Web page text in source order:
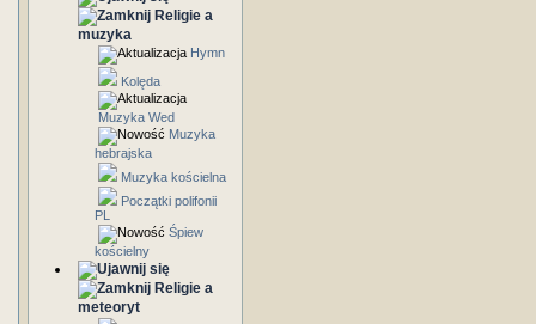
Religie a
muzyka
Hymn
Kolęda
Muzyka Wed
Muzyka
hebrajska
Muzyka kościelna
Początki polifonii
PL
Śpiew
kościelny
Religie a
meteoryt